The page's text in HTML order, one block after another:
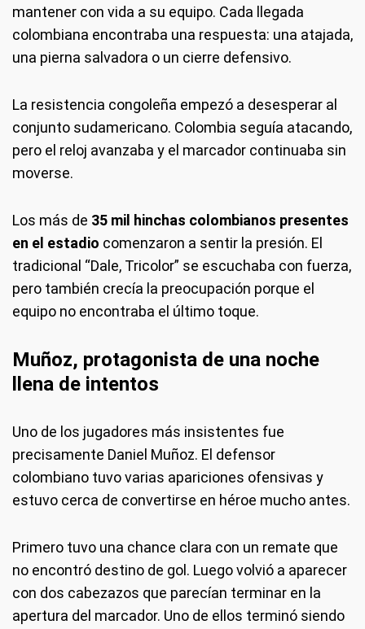
mantener con vida a su equipo. Cada llegada
colombiana encontraba una respuesta: una atajada,
una pierna salvadora o un cierre defensivo.
La resistencia congoleña empezó a desesperar al
conjunto sudamericano. Colombia seguía atacando,
pero el reloj avanzaba y el marcador continuaba sin
moverse.
Los más de 35 mil hinchas colombianos presentes
en el estadio comenzaron a sentir la presión. El
tradicional “Dale, Tricolor” se escuchaba con fuerza,
pero también crecía la preocupación porque el
equipo no encontraba el último toque.
Muñoz, protagonista de una noche
llena de intentos
Uno de los jugadores más insistentes fue
precisamente Daniel Muñoz. El defensor
colombiano tuvo varias apariciones ofensivas y
estuvo cerca de convertirse en héroe mucho antes.
Primero tuvo una chance clara con un remate que
no encontró destino de gol. Luego volvió a aparecer
con dos cabezazos que parecían terminar en la
apertura del marcador. Uno de ellos terminó siendo